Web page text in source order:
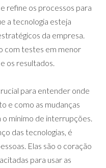
refine os processos para
a tecnologia esteja
da empresa.
com testes em menor
os resultados.
para entender onde
e como as mudanças
mínimo de interrupções.
das tecnologias, é
Elas são o coração
para usar as